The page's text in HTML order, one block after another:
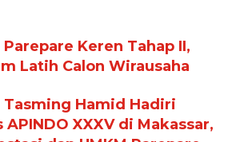
Parepare Keren Tahap II,
Latih Calon Wirausaha
Tasming Hamid Hadiri
APINDO XXXV di Makassar,